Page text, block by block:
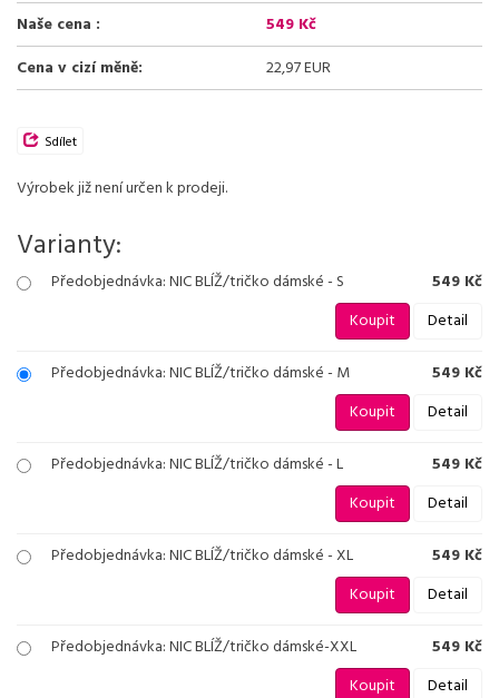
Naše cena :
549 Kč
Cena v cizí měně:
22,97 EUR
Sdílet
Výrobek již není určen k prodeji.
Varianty:
Předobjednávka: NIC BLÍŽ/tričko dámské - S
549 Kč
Koupit
Detail
Předobjednávka: NIC BLÍŽ/tričko dámské - M
549 Kč
Koupit
Detail
Předobjednávka: NIC BLÍŽ/tričko dámské - L
549 Kč
Koupit
Detail
Předobjednávka: NIC BLÍŽ/tričko dámské - XL
549 Kč
Koupit
Detail
Předobjednávka: NIC BLÍŽ/tričko dámské-XXL
549 Kč
Koupit
Detail